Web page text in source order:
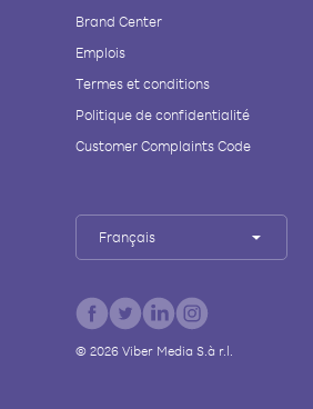
Brand Center
Emplois
Termes et conditions
Politique de confidentialité
Customer Complaints Code
Français
© 2026Viber Media S.à r.l.